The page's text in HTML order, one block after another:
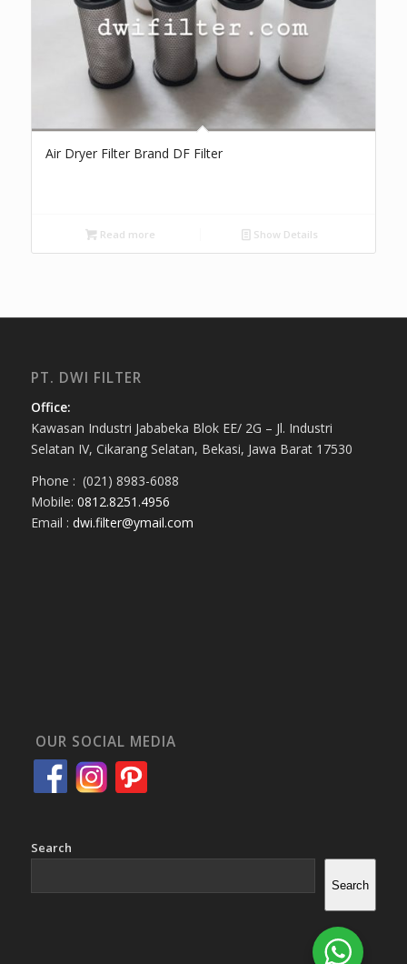
Air Dryer Filter Brand DF Filter
Read more Show Details
PT. DWI FILTER
Office:
Kawasan Industri Jababeka Blok EE/ 2G – Jl. Industri
Selatan IV, Cikarang Selatan, Bekasi, Jawa Barat 17530
Phone : (021) 8983-6088
Mobile: 0812.8251.4956
Email : dwi.filter@ymail.com
OUR SOCIAL MEDIA
Search
Search